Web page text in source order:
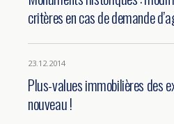
critères en cas de demande
23.12.2014
Plus-values immobilières des
nouveau !